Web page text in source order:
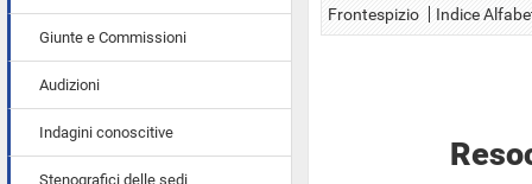
Giunte e Commissioni
Audizioni
Indagini conoscitive
Stenografici delle sedi
Frontespizio Indice